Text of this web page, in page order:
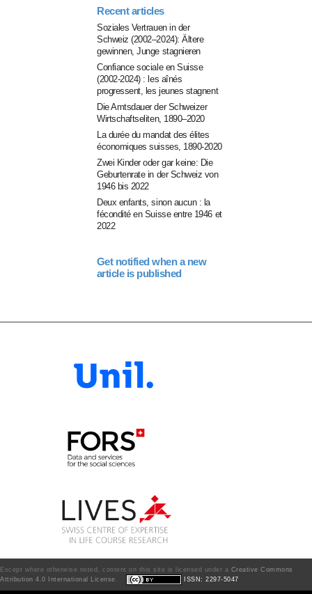
Recent articles
Soziales Vertrauen in der
Schweiz (2002–2024): Ältere
gewinnen, Junge stagnieren
Confiance sociale en Suisse
(2002-2024) : les aînés
progressent, les jeunes stagnent
Die Amtsdauer der Schweizer
Wirtschaftseliten, 1890–2020
La durée du mandat des élites
économiques suisses, 1890-2020
Zwei Kinder oder gar keine: Die
Geburtenrate in der Schweiz von
1946 bis 2022
Deux enfants, sinon aucun : la
fécondité en Suisse entre 1946 et
2022
Get notified when a new
article is published
Except where otherwise noted, content on this site is licensed under a Creative Commons
Attribution 4.0 International License
ISSN: 2297-5047